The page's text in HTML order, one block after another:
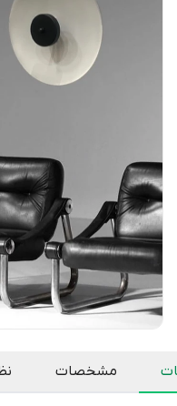
مشخصات